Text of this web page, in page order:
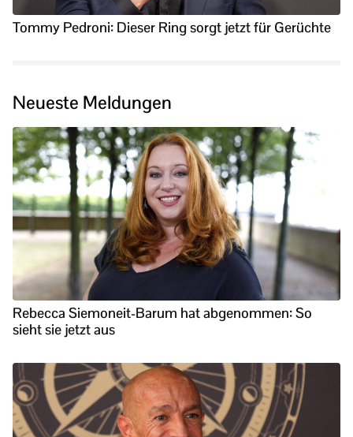
Tommy Pedroni: Dieser Ring sorgt jetzt für Gerüchte
Neueste Meldungen
Rebecca Siemoneit-Barum hat abgenommen: So
sieht sie jetzt aus